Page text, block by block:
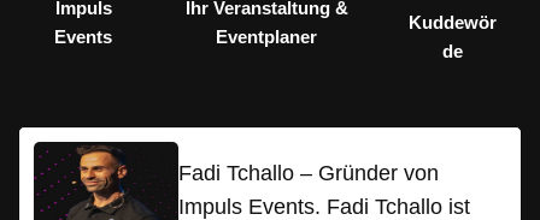
Impuls
Events
Ihr Veranstaltung &
Eventplaner
Kuddewör
de
Fadi Tchallo – Gründer von
Impuls Events. Fadi Tchallo ist